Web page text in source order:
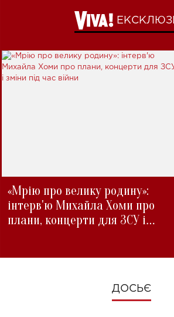
«Мрію про велику родину»:
інтерв'ю Михайла Хоми про
плани, концерти для ЗСУ і
ДОСЬЄ